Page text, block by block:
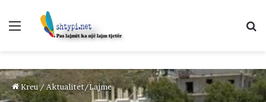
Menu
Kreu / Aktualitet/Lajme